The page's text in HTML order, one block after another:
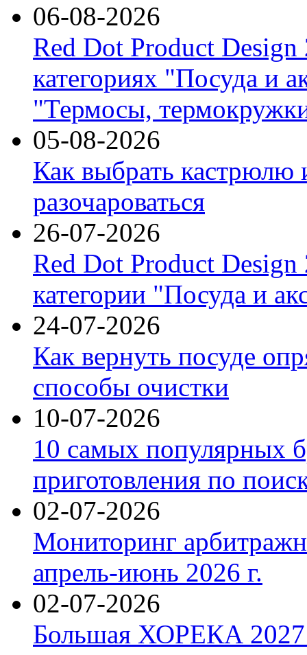
06-08-2026
Red Dot Product Design
категориях "Посуда и
"Термосы,
05-08-2026
Как выбрать кастрюлю
разочароваться
26-07-2026
Red Dot Product Design
категории "Посуда и
24-07-2026
Как вернуть посуде
способы очистки
10-07-2026
10 самых популярных
приготовления по
02-07-2026
Мониторинг
апрель-июнь 2026 г.
02-07-2026
Большая ХОРЕКА 2027: